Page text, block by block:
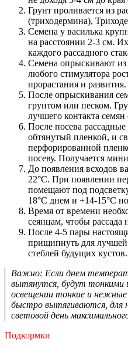
Грунт проливается из
(триходермина),
Семена у василька
на расстоянии 2-3 см.
каждого рассадного
Семена опрыскивают из
любого стимулятора
прорастания и развития.
После опрыскивания
грунтом или песком.
лучшего контакта семян
После посева
обтянутый пленкой, и
перфорированной
посеву. Получается
До появления всходов
22°С. При появлении
помещают под
18°С днем и +14-15°С
Время от времени
сеянцам, чтобы рассада
После 4-5 пары
прищипнуть для
стеблей будущих кустов.
Важно: Если днем
вытянутся, будут тонкими
освещении тонкие и нежные
быстро вытягиваются, для
световой день
Подкормки